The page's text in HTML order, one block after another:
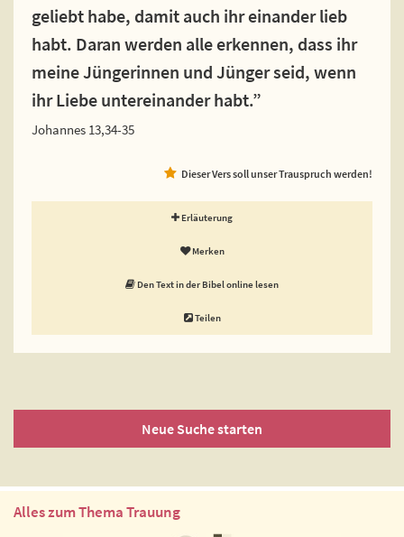
geliebt habe, damit auch ihr einander lieb
habt. Daran werden alle erkennen, dass ihr
meine Jüngerinnen und Jünger seid, wenn
ihr Liebe untereinander habt.”
Johannes 13,34-35
Dieser Vers soll unser Trauspruch werden!
Erläuterung
Merken
Den Text in der Bibel online lesen
Teilen
Neue Suche starten
Alles zum Thema Trauung